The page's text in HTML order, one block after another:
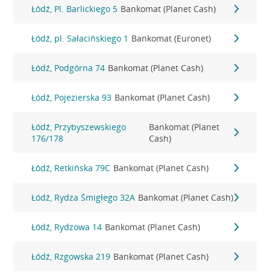
Łódź, Pl. Barlickiego 5 Bankomat (Planet Cash)
Łódź, pl. Sałacińskiego 1 Bankomat (Euronet)
Łódź, Podgórna 74 Bankomat (Planet Cash)
Łódź, Pojezierska 93 Bankomat (Planet Cash)
Łódź, Przybyszewskiego
176/178
Bankomat (Planet
Cash)
Łódź, Retkińska 79C Bankomat (Planet Cash)
Łódź, Rydza Śmigłego 32A Bankomat (Planet Cash)
Łódź, Rydzowa 14 Bankomat (Planet Cash)
Łódź, Rzgowska 219 Bankomat (Planet Cash)